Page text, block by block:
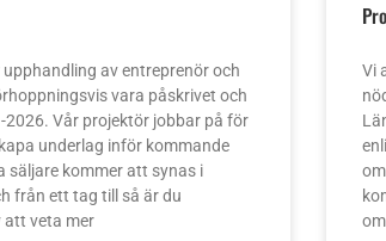
av entreprenör och
vara påskrivet och
2026. Vår projektör jobbar på för
underlag inför kommande
säljare kommer att synas i
från ett tag till så är du
att veta mer
Vi